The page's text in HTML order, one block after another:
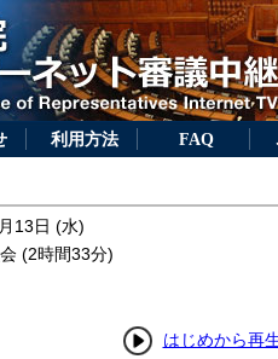
利用方法 FAQ
13日 (水)
(2時間33分)
はじめから再